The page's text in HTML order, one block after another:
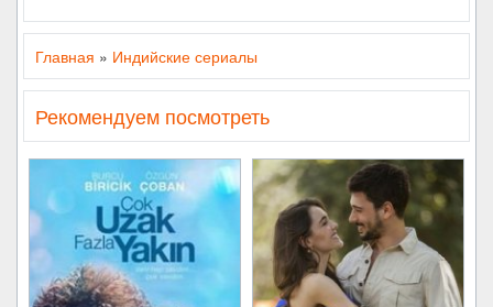
Главная » Индийские сериалы
Рекомендуем посмотреть